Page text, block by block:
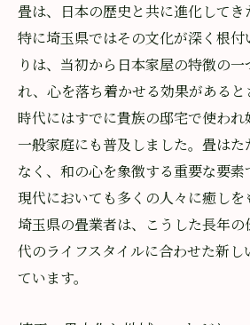
畳は、日本の歴史と共に進化してき
特に埼玉県ではその文化が深く根付
りは、当初から日本家屋の特徴の
れ、心を落ち着かせる効果がある
時代にはすでに貴族の邸宅で使わ
一般家庭にも普及しました。畳は
なく、和の心を象徴する重要な要
現代においても多くの人々に癒しを
埼玉県の畳業者は、こうした長年
代のライフスタイルに合わせた新し
ています。